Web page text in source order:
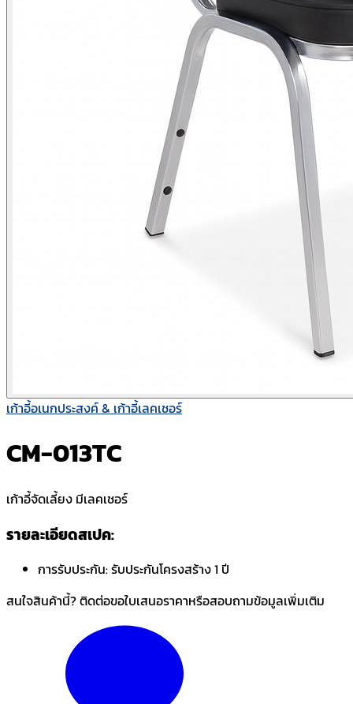
เก้าอี้อเนกประสงค์ & เก้าอี้เลคเชอร์
CM-013TC
เก้าอี้จัดเลี้ยง มีเลคเชอร์
รายละเอียดสเปค:
การรับประกัน:รับประกันโครงสร้าง 1 ปี
สนใจสินค้านี้? ติดต่อขอใบเสนอราคาหรือสอบถามข้อมูลเพิ่มเติม